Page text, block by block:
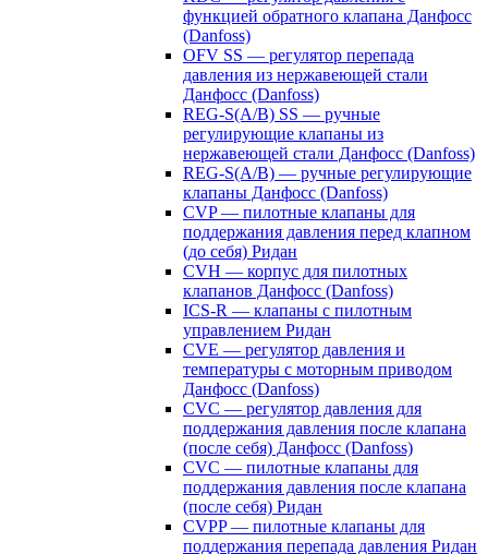
функцией обратного клапана Данфосс
(Danfoss)
OFV SS — регулятор перепада
давления из нержавеющей стали
Данфосс (Danfoss)
REG-S(A/B) SS — ручные
регулирующие клапаны из
нержавеющей стали Данфосс (Danfoss)
REG-S(A/B) — ручные регулирующие
клапаны Данфосс (Danfoss)
CVP — пилотные клапаны для
поддержания давления перед клапном
(до себя) Ридан
CVH — корпус для пилотных
клапанов Данфосс (Danfoss)
ICS-R — клапаны с пилотным
управлением Ридан
CVE — регулятор давления и
температуры с моторным приводом
Данфосс (Danfoss)
CVС — регулятор давления для
поддержания давления после клапана
(после себя) Данфосс (Danfoss)
CVС — пилотные клапаны для
поддержания давления после клапана
(после себя) Ридан
CVPP — пилотные клапаны для
поддержания перепада давления Ридан